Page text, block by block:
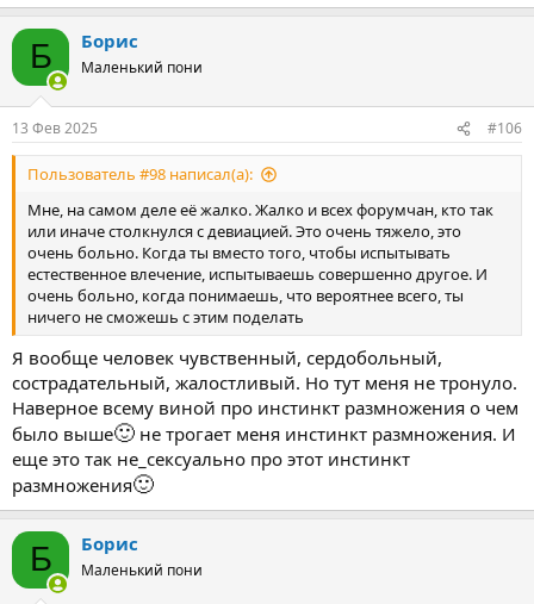
и
Б Борис
Маленький пони
13 Фев 2025 #106
Пользователь #98 написал(а):
Мне, на самом деле её жалко. Жалко и всех форумчан, кто так
или иначе столкнулся с девиацией. Это очень тяжело, это
очень больно. Когда ты вместо того, чтобы испытывать
естественное влечение, испытываешь совершенно другое. И
очень больно, когда понимаешь, что вероятнее всего, ты
ничего не сможешь с этим поделать
Я вообще человек чувственный, сердобольный,
сострадательный, жалостливый. Но тут меня не тронуло.
Наверное всему виной про инстинкт размножения о чем
было выше🙂 не трогает меня инстинкт размножения. И
еще это так не_сексуально про этот инстинкт
размножения🙂
Б Борис
Маленький пони